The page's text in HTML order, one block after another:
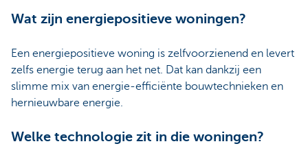
Wat zijn energiepositieve woningen?
Een energiepositieve woning is zelfvoorzienend en levert
zelfs energie terug aan het net. Dat kan dankzij een
slimme mix van energie-efficiënte bouwtechnieken en
hernieuwbare energie.
Welke technologie zit in die woningen?